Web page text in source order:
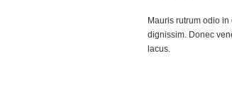
Mauris rutrum odio in
dignissim. Donec
lacus.